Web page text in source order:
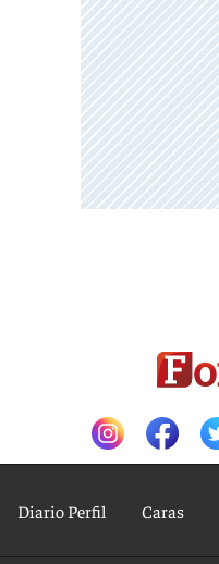
Diario Perfil Caras